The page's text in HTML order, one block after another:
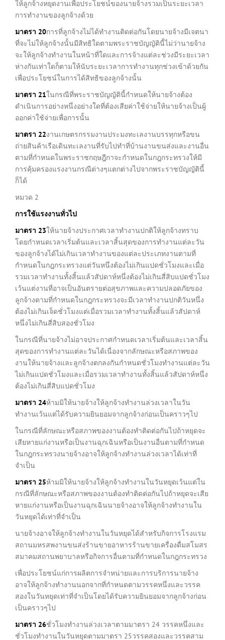
ให้ลูกจ้างหยุดงานเพื่อประโยชน์ของนายจ้างรวมเป็นระยะเวลา
การทำงานของลูกจ้างด้วย
มาตรา 20การที่ลูกจ้างไม่ได้ทำงานติดต่อกันโดยนายจ้างมีเจตนา
ที่จะไม่ให้ลูกจ้างนั้นมีสิทธิใดตามพระราชบัญญัตินี้ไม่ว่านายจ้าง
จะให้ลูกจ้างทำงานในหน้าที่ใดและการจ้างแต่ละช่วงมีระยะเวลา
ห่างกันเท่าใดก็ตามให้นับระยะเวลาการทำงานทุกช่วงเข้าด้วยกัน
เพื่อประโยชน์ในการได้สิทธิของลูกจ้างนั้น
มาตรา 21ในกรณีที่พระราชบัญญัตินี้กำหนดให้นายจ้างต้อง
ดำเนินการอย่างหนึ่งอย่างใดที่ต้องเสียค่าใช้จ่ายให้นายจ้างเป็นผู้
ออกค่าใช้จ่ายเพื่อการนั้น
มาตรา 22งานเกษตรกรรมงานประมงทะเลงานบรรทุกหรือขน
ถ่ายสินค้าเรือเดินทะเลงานที่รับไปทำที่บ้านงานขนส่งและงานอื่น
ตามที่กำหนดในพระราชกฤษฎีกาจะกำหนดในกฎกระทรวงให้มี
การคุ้มครองแรงงานกรณีต่างๆแตกต่างไปจากพระราชบัญญัตินี้
ก็ได้
หมวด 2
การใช้แรงงานทั่วไป
มาตรา 23ให้นายจ้างประกาศเวลาทำงานปกติให้ลูกจ้างทราบ
โดยกำหนดเวลาเริ่มต้นและเวลาสิ้นสุดของการทำงานแต่ละวัน
ของลูกจ้างได้ไม่เกินเวลาทำงานของแต่ละประเภทงานตามที่
กำหนดในกฎกระทรวงแต่วันหนึ่งต้องไม่เกินแปดชั่วโมงและเมื่อ
รวมเวลาทำงานทั้งสิ้นแล้วสัปดาห์หนึ่งต้องไม่เกินสี่สิบแปดชั่วโมง
เว้นแต่งานที่อาจเป็นอันตรายต่อสุขภาพและความปลอดภัยของ
ลูกจ้างตามที่กำหนดในกฎกระทรวงจะมีเวลาทำงานปกติวันหนึ่ง
ต้องไม่เกินเจ็ดชั่วโมงแต่เมื่อรวมเวลาทำงานทั้งสิ้นแล้วสัปดาห์
หนึ่งไม่เกินสี่สิบสองชั่วโมง
ในกรณีที่นายจ้างไม่อาจประกาศกำหนดเวลาเริ่มต้นและเวลาสิ้น
สุดของการทำงานแต่ละวันได้เนื่องจากลักษณะหรือสภาพของ
งานให้นายจ้างและลูกจ้างตกลงกันกำหนดชั่วโมงทำงานแต่ละวัน
ไม่เกินแปดชั่วโมงและเมื่อรวมเวลาทำงานทั้งสิ้นแล้วสัปดาห์หนึ่ง
ต้องไม่เกินสี่สิบแปดชั่วโมง
มาตรา 24ห้ามมิให้นายจ้างให้ลูกจ้างทำงานล่วงเวลาในวัน
ทำงานเว้นแต่ได้รับความยินยอมจากลูกจ้างก่อนเป็นคราวๆไป
ในกรณีที่ลักษณะหรือสภาพของงานต้องทำติดต่อกันไปถ้าหยุดจะ
เสียหายแก่งานหรือเป็นงานฉุกเฉินหรือเป็นงานอื่นตามที่กำหนด
ในกฎกระทรวงนายจ้างอาจให้ลูกจ้างทำงานล่วงเวลาได้เท่าที่
จำเป็น
มาตรา 25ห้ามมิให้นายจ้างให้ลูกจ้างทำงานในวันหยุดเว้นแต่ใน
กรณีที่ลักษณะหรือสภาพของงานต้องทำติดต่อกันไปถ้าหยุดจะเสีย
หายแก่งานหรือเป็นงานฉุกเฉินนายจ้างอาจให้ลูกจ้างทำงานใน
วันหยุดได้เท่าที่จำเป็น
นายจ้างอาจให้ลูกจ้างทำงานในวันหยุดได้สำหรับกิจการโรงแรม
สถานมหรสพงานขนส่งร้านขายอาหารร้านขายเครื่องดื่มสโมสร
สมาคมสถานพยาบาลหรือกิจการอื่นตามที่กำหนดในกฎกระทรวง
เพื่อประโยชน์แก่การผลิตการจำหน่ายและการบริการนายจ้าง
อาจให้ลูกจ้างทำงานนอกจากที่กำหนดตามวรรคหนึ่งและวรรค
สองในวันหยุดเท่าที่จำเป็นโดยได้รับความยินยอมจากลูกจ้างก่อน
เป็นคราวๆไป
มาตรา 26ชั่วโมงทำงานล่วงเวลาตามมาตรา 24 วรรคหนึ่งและ
ชั่วโมงทำงานในวันหยุดตามมาตรา 25วรรคสองและวรรคสาม